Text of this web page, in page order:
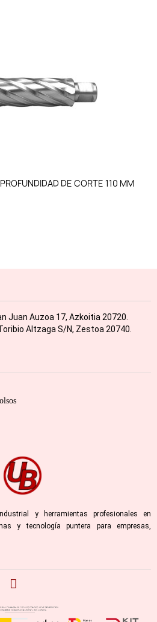
DE CORTE 110 MM
Juan Auzoa 17, Azkoitia 20720.
Altzaga S/N, Zestoa 20740.
y herramientas profesionales en
y tecnología puntera para empresas,